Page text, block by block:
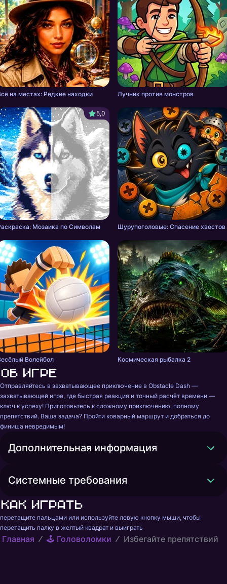
на местах: Редкие находки Лучник против монстров
5,0
Мозаика по Символам Шурупоголовые: Спасение хвостов
Волейбол Космическая рыбалка 2
Об игре
Отправляйтесь в захватывающее приключение в Obstacle Dash —
захватывающей игре, где быстрая реакция и точный расчёт времени —
ключ к успеху! Приготовьтесь к сложному приключению, полному
препятствий. Ваша задача? Пройти коварный маршрут и добраться до
финиша невредимым!
Дополнительная информация
Системные требования
Как играть
перетащите пальцами или используйте левую кнопку мыши, чтобы
перетащить палку в желтый квадрат и выиграть
Главная 🕹️ Головоломки Избегайте препятствий